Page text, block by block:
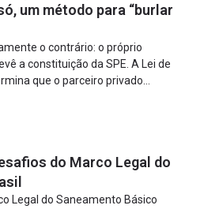
um método para “burlar
o contrário: o próprio
a constituição da SPE. A Lei de
que o parceiro privado
a suposta “fraude à licitação” é
do Marco Legal do
Legal do Saneamento Básico